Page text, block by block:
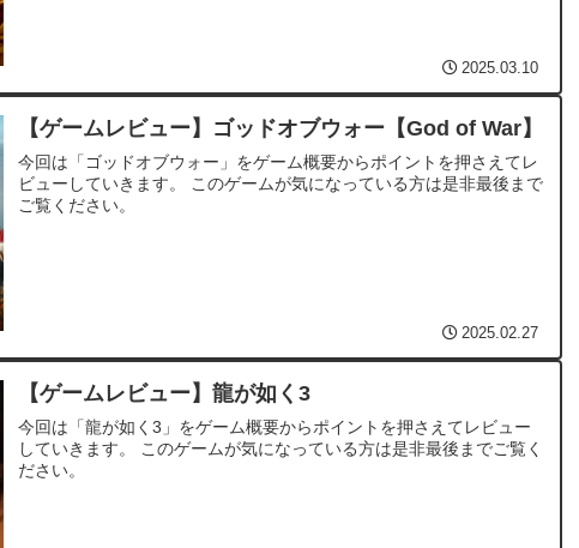
2025.03.10
【ゲームレビュー】ゴッドオブウォー【God of War】
今回は「ゴッドオブウォー」をゲーム概要からポイントを押さえてレ
ビューしていきます。 このゲームが気になっている方は是非最後まで
ご覧ください。
2025.02.27
【ゲームレビュー】龍が如く3
今回は「龍が如く3」をゲーム概要からポイントを押さえてレビュー
していきます。 このゲームが気になっている方は是非最後までご覧く
ださい。